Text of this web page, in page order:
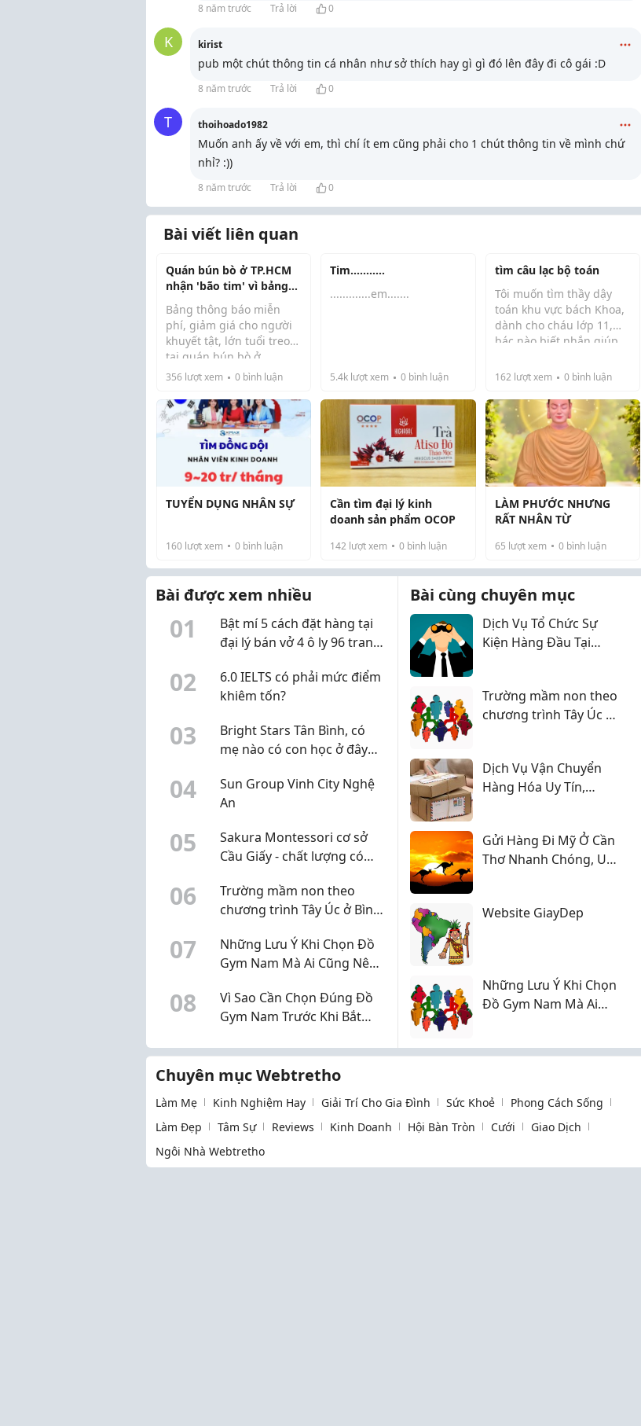
8 năm trước Trả lời 0
K kirist
pub một chút thông tin cá nhân như sở thích hay gì gì đó lên đây đi cô gái :D
8 năm trước Trả lời 0
T thoihoado1982
Muốn anh ấy về với em, thì chí ít em cũng phải cho 1 chút thông tin về mình chứ
nhỉ? :))
8 năm trước Trả lời 0
Bài viết liên quan
Quán bún bò ở TP.HCM
nhận 'bão tim' vì bảng
thông báo ấm lòng
Bảng thông báo miễn
phí, giảm giá cho người
khuyết tật, lớn tuổi treo
tại quán bún bò ở
phường Xóm Chiếu 4
đây bất ngờ gây chú ý khi
được một thực khách
chia sẻ.
356 lượt xem 0 bình luận
Tim...........
.............em.......
.
Nơi ...
Đâu
5.4k lượt xem 0 bình luận
tìm câu lạc bộ toán
Tôi muốn tìm thầy dậy
toán khu vực bách Khoa,
dành cho cháu lớp 11,
bác nào biết nhắn giúp
162 lượt xem 0bình luận
TUYỂN DỤNG NHÂN SỰ
160 lượt xem 0 bình luận
Cần tìm đại lý kinh
doanh sản phẩm OCOP
142 lượt xem 0 bình luận
LÀM PHƯỚC NHƯNG
RẤT NHÂN TỪ
65 lượt xem 0bình luận
Bài được xem nhiều
01
Bật mí 5 cách đặt hàng tại
đại lý bán vở 4 ô ly 96 trang
02
6.0 IELTS có phải mức điểm
khiêm tốn?
03
Bright Stars Tân Bình, có
mẹ nào có con học ở đây
04
Sun Group Vinh City Nghệ
An
05
Sakura Montessori cơ sở
Cầu Giấy - chất lượng có
06
Trường mầm non theo
chương trình Tây Úc ở Bình
07
Những Lưu Ý Khi Chọn Đồ
Gym Nam Mà Ai Cũng Nên
08
Vì Sao Cần Chọn Đúng Đồ
Gym Nam Trước Khi Bắt
Bài cùng chuyên mục
Dịch Vụ Tổ Chức Sự
Kiện Hàng Đầu Tại
Trường mầm non theo
chương trình Tây Úc ở
Dịch Vụ Vận Chuyển
Hàng Hóa Uy Tín,
Gửi Hàng Đi Mỹ Ở Cần
Thơ Nhanh Chóng, Uy
Website GiayDep
Những Lưu Ý Khi Chọn
Đồ Gym Nam Mà Ai
Chuyên mục Webtretho
Làm Mẹ Kinh Nghiệm Hay Giải Trí Cho Gia Đình Sức Khoẻ
Phong Cách Sống
Làm Đẹp
Tâm Sự Reviews Kinh Doanh Hội Bàn Tròn Cưới
Giao Dịch
Ngôi Nhà Webtretho